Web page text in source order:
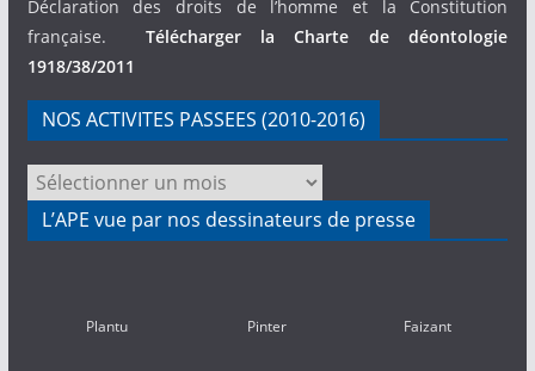
Déclaration des droits de l’homme et la Constitution
française. Télécharger la Charte de déontologie
1918/38/2011
NOS ACTIVITES PASSEES (2010-2016)
NOS
ACTIVITES
PASSEES
L’APE vue par nos dessinateurs de presse
Plantu Pinter Faizant